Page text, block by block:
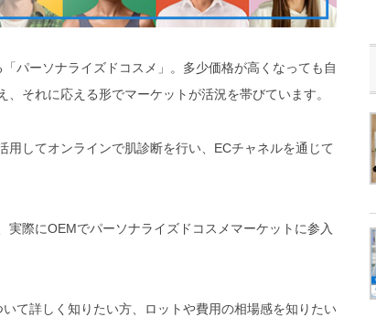
パーソナライズドコスメ」。多少価格が高くなっても自
それに応える形でマーケットが活況を帯びています。
してオンラインで肌診断を行い、ECチャネルを通じて
際にOEMでパーソナライズドコスメマーケットに参入
て詳しく知りたい方、ロットや費用の相場感を知りたい